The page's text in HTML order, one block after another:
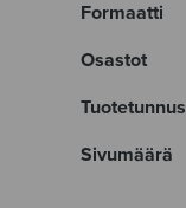
Formaatti
Osastot
Tuotetunnus
Sivumäärä